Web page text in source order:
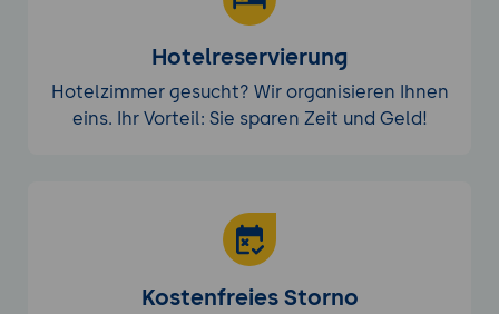
Hotelreservierung
Hotelzimmer gesucht? Wir organisieren Ihnen
eins. Ihr Vorteil: Sie sparen Zeit und Geld!
Kostenfreies Storno